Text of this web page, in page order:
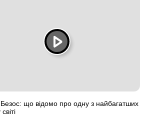
що відомо про одну з найбагатших